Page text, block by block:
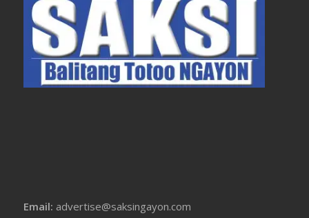
Email: advertise@saksingayon.com